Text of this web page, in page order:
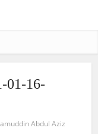
01-16-
Abdul Aziz